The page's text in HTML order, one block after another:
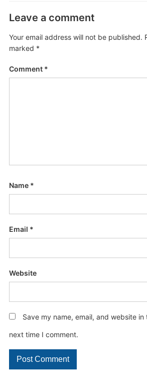
Leave a comment
Your email address will not be published.
marked *
Comment *
Name *
Email *
Website
Save my name, email, and website
next time I comment.